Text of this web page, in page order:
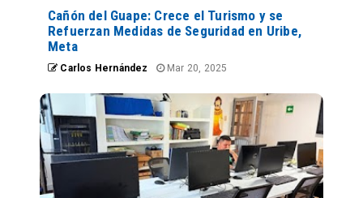
Cañón del Guape: Crece el Turismo y se
Refuerzan Medidas de Seguridad en Uribe,
Meta
Carlos Hernández Mar 20, 2025